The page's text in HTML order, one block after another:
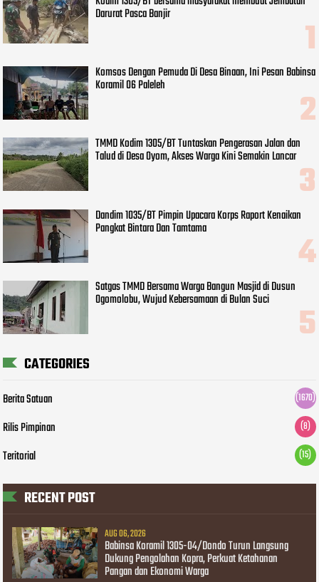
Darurat Pasca Banjir
Komsos Dengan Pemuda Di Desa Binaan, Ini Pesan Babinsa
Koramil 06 Paleleh
TMMD Kodim 1305/BT Tuntaskan Pengerasan Jalan dan
Talud di Desa Oyom, Akses Warga Kini Semakin Lancar
Dandim 1035/BT Pimpin Upacara Korps Raport Kenaikan
Pangkat Bintara Dan Tamtama
Satgas TMMD Bersama Warga Bangun Masjid di Dusun
Ogomolobu, Wujud Kebersamaan di Bulan Suci
CATEGORIES
Berita Satuan (1670)
Rilis Pimpinan (8)
Teritorial (15)
RECENT POST
AUG 06, 2026
Babinsa Koramil 1305-04/Dondo Turun Langsung
Dukung Pengolahan Kopra, Perkuat Ketahanan
Pangan dan Ekonomi Warga